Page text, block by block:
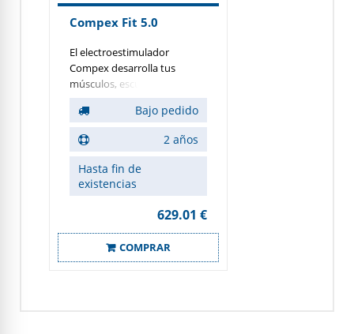
Compex Fit 5.0
El electroestimulador
Compex desarrolla tus
músculos, esculpe tu cuerpo
y ayuda a relajarte. Diseñado
para aquellos que entrenan
diariamente, Fit 5.0 es el top
de gama, con tecnología
wireless. Se suministra con
dos módulos de
estimulación, con la opción
de añadir dos módulos
un resultado todavía más
Bajo pedido
2 años
Hasta fin de
existencias
629.01 €
COMPRAR